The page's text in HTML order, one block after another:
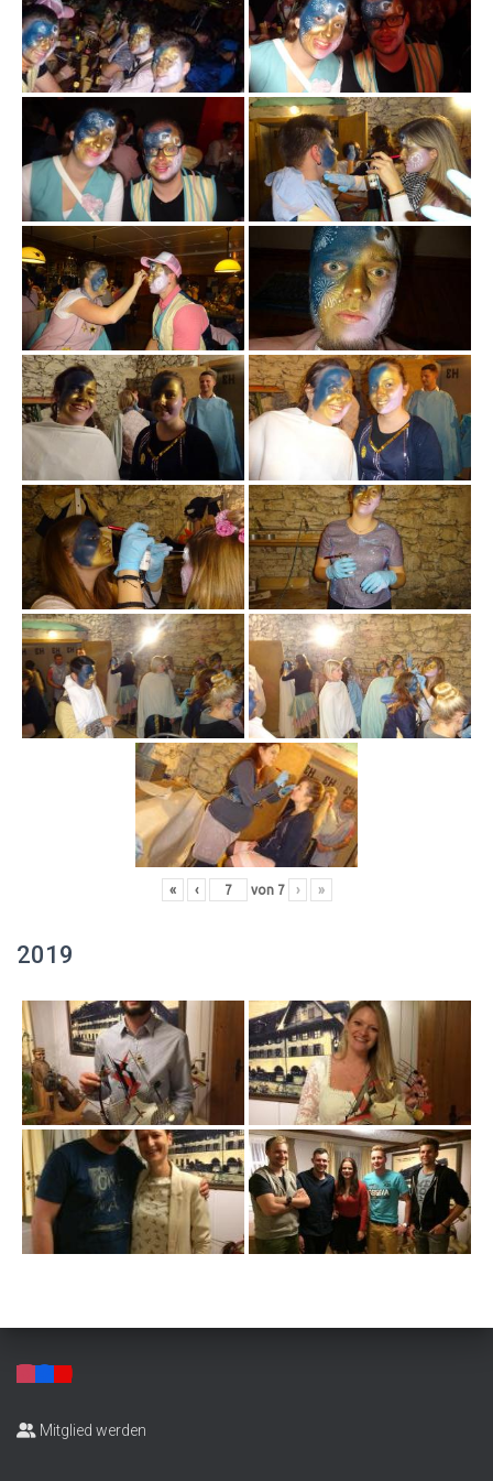
« ‹ von 7 › »
2019
Mitglied werden